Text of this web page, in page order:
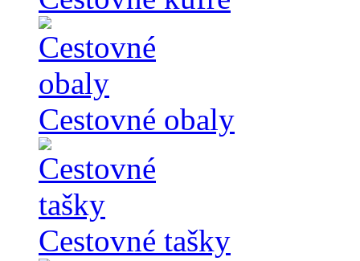
Cestovné obaly
Cestovné tašky